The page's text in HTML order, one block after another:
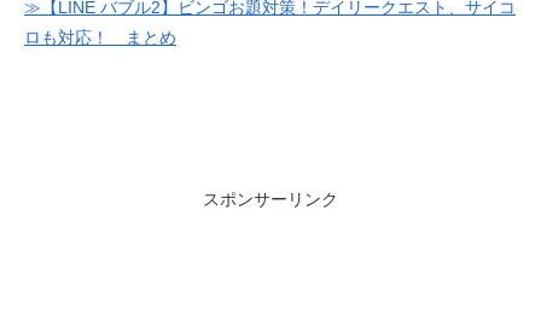
≫【LINE バブル2】ビンゴお題対策！デイリークエスト、サイコ
ロも対応！ まとめ
スポンサーリンク